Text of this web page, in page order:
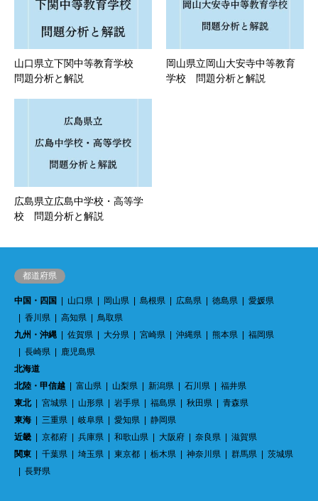
山口県立下関中等教育学校
問題分析と解説
岡山県立岡山大安寺中等教育
学校 問題分析と解説
広島県立広島中学校・高等学
校 問題分析と解説
都道府県
中国・四国 山口県 岡山県 島根県 広島県 徳島県
愛媛県
香川県
高知県
鳥取県
九州・沖縄
佐賀県 大分県 宮崎県 沖縄県 熊本県
福岡県
長崎県
鹿児島県
北海道
北陸・甲信越
富山県 山梨県 新潟県 石川県
福井県
東北
宮城県 山形県 岩手県 福島県 秋田県
青森県
東海
三重県 岐阜県 愛知県
静岡県
近畿
京都府 兵庫県 和歌山県 大阪府 奈良県
滋賀県
関東
千葉県 埼玉県 東京都 栃木県 神奈川県 群馬県
茨城県
長野県